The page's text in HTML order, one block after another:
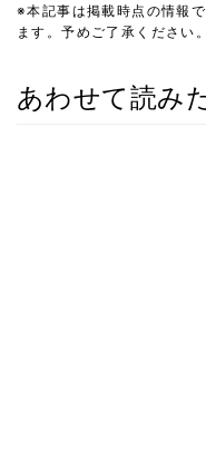
※本記事は掲載時点の情報
ます。予めご了承ください。
あわせて読み